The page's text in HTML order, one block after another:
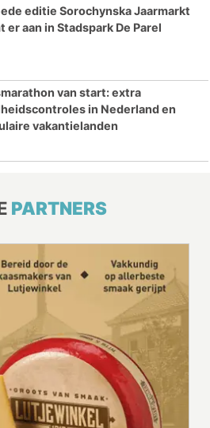
editie Sorochynska Jaarmarkt
er aan in Stadspark De Parel
van start: extra
in Nederland en
vakantielanden
PARTNERS